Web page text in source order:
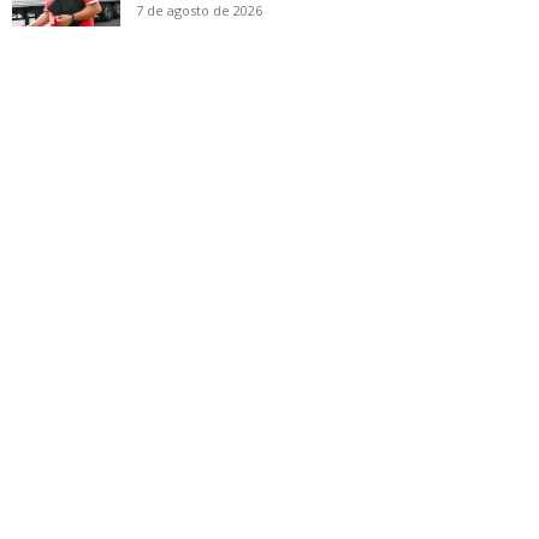
7 de agosto de 2026